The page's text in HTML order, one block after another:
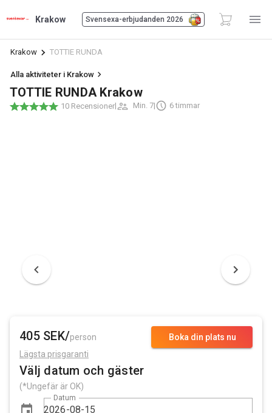
Krakow Svensexa-erbjudanden 2026
Krakow TOTTIE RUNDA
Alla aktiviteter i Krakow
TOTTIE RUNDA Krakow
10 Recensioner| Min. 7| 6 timmar
Boka din plats nu
405 SEK/person
Lägsta prisgaranti
Välj datum och gäster
(*Ungefär är OK)
Datum